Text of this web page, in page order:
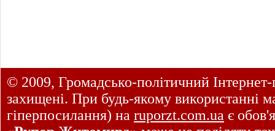
© 2009, Громадсько-політичний
захищені. При будь-якому використанні
гіперпосилання) на ruporzt.com.ua є